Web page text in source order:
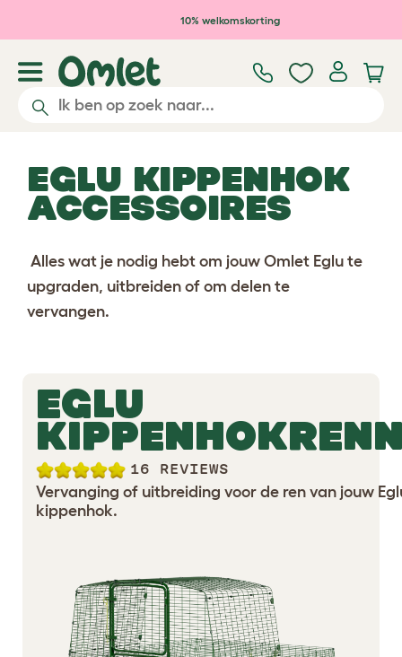
Ga naar de hoofdinhoud10% welkomskorting
EGLU KIPPENHOK
ACCESSOIRES
Alles wat je nodig hebt om jouw Omlet Eglu te
upgraden, uitbreiden of om delen te
vervangen.
EGLU
16 REVIEWS
Vervanging of uitbreiding voor de ren van jouw
kippenhok.